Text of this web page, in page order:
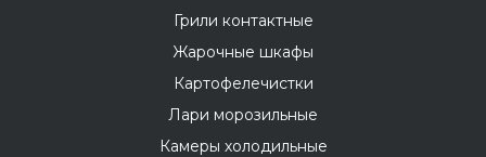
Грили контактные
Жарочные шкафы
Картофелечистки
Лари морозильные
Камеры холодильные